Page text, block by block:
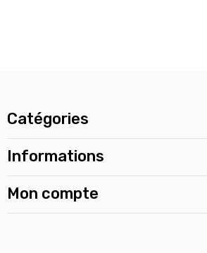
Catégories
Informations
Mon compte